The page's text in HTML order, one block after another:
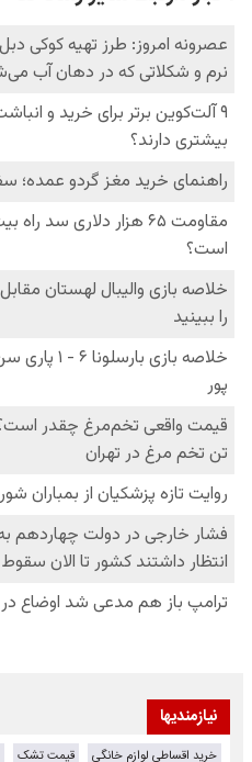
نیازمندیها
خرید اقساطی لوازم خانگی قیمت تشک